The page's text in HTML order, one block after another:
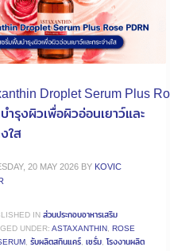
Droplet Serum Plus
ำรุงผิวเพื่อผิวอ่อนเยาว์และ
ใส
20 MAY 2026 BY KOVIC
INส่วนประกอบอาหารเสริม
UNDER:ASTAXANTHIN, ROSE
, รับผลิตสกินแคร์, เซรั่ม, โรงงานผลิต